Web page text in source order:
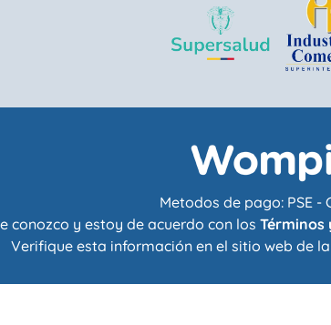
Metodos de pago: PSE
conozco y estoy de acuerdo con los Términos
Verifique esta información en el sitio web de la